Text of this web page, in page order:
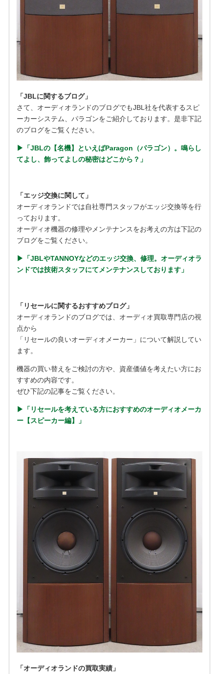
「JBLに関するブログ」
さて、オーディオランドのブログでもJBL社を代表するスピ
ーカーシステム、パラゴンをご紹介しております。是非下記
のブログをご覧ください。
▶︎「JBLの【名機】といえばParagon（パラゴン）。鳴らし
てよし、飾ってよしの秘密はどこから？」
「エッジ交換に関して」
オーディオランドでは自社専門スタッフがエッジ交換等を行
っております。
オーディオ機器の修理やメンテナンスをお考えの方は下記の
ブログをご覧ください。
▶︎「JBLやTANNOYなどのエッジ交換、修理。オーディオラ
ンドでは技術スタッフにてメンテナンスしております」
「リセールに関するおすすめブログ」
オーディオランドのブログでは、オーディオ買取専門店の視
点から
「リセールの良いオーディオメーカー」について解説してい
ます。
機器の買い替えをご検討の方や、資産価値を考えたい方にお
すすめの内容です。
ぜひ下記の記事をご覧ください。
▶︎「リセールを考えている方におすすめのオーディオメーカ
ー【スピーカー編】」
「オーディオランドの買取実績」